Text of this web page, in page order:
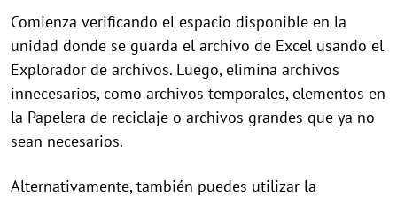
Comienza verificando el espacio disponible en la
unidad donde se guarda el archivo de Excel usando el
Explorador de archivos. Luego, elimina archivos
innecesarios, como archivos temporales, elementos en
la Papelera de reciclaje o archivos grandes que ya no
sean necesarios.
Alternativamente, también puedes utilizar la